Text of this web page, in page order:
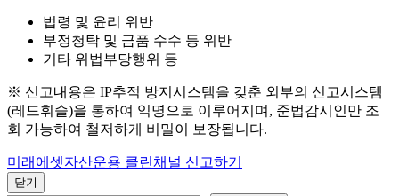
법령 및 윤리 위반
부정청탁 및 금품 수수 등 위반
기타 위법부당행위 등
※ 신고내용은 IP추적 방지시스템을 갖춘 외부의 신고시스템
(레드휘슬)을 통하여 익명으로 이루어지며, 준법감시인만 조
회 가능하여 철저하게 비밀이 보장됩니다.
미래에셋자산운용 클린채널 신고하기
닫기